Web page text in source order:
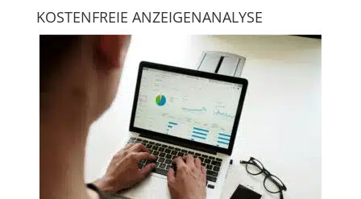
KOSTENFREIE ANZEIGENANALYSE